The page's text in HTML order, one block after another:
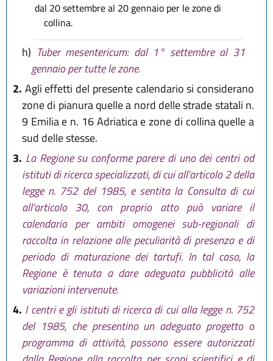
dal 20 settembre al 20 gennaio per le zone di
collina.
h) Tuber mesentericum: dal 1° settembre al 31
gennaio per tutte le zone.
2. Agli effetti del presente calendario si considerano
zone di pianura quelle a nord delle strade statali n.
9 Emilia e n. 16 Adriatica e zone di collina quelle a
sud delle stesse.
3. La Regione su conforme parere di uno dei centri od
istituti di ricerca specializzati, di cui all'articolo 2 della
legge n. 752 del 1985, e sentita la Consulta di cui
all'articolo 30, con proprio atto può variare il
calendario per ambiti omogenei sub-regionali di
raccolta in relazione alle peculiarità di presenza e di
periodo di maturazione dei tartufi. In tal caso, la
Regione è tenuta a dare adeguata pubblicità alle
variazioni intervenute.
4. I centri e gli istituti di ricerca di cui alla legge n. 752
del 1985, che presentino un adeguato progetto o
programma di attività, possono essere autorizzati